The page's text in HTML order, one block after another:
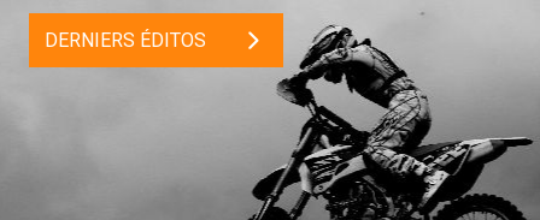
DERNIERS ÉDITOS